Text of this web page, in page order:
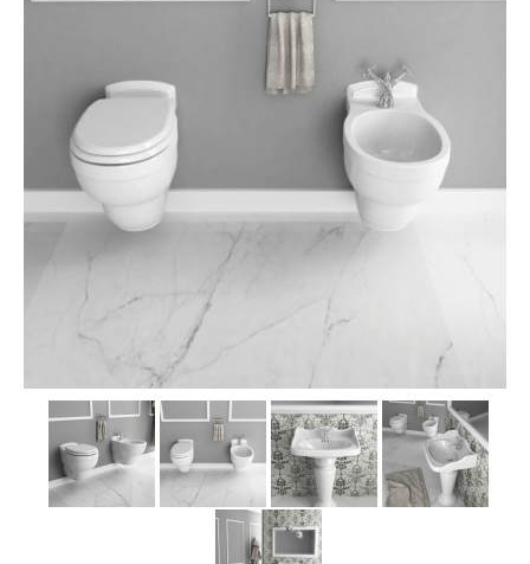
MOBILI BAGNO
ARREDO BAGNO
BOX DOCCIA
Sanitari
RUBINETTERIA
CAMINI E STUFE
CONTATTI